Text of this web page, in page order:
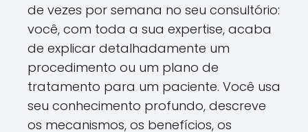
de vezes por semana no seu consultório:
você, com toda a sua expertise, acaba
de explicar detalhadamente um
procedimento ou um plano de
tratamento para um paciente. Você usa
seu conhecimento profundo, descreve
os mecanismos, os benefícios, os